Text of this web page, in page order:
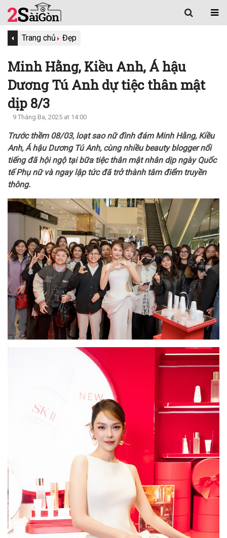
Trang chủ Đẹp
Minh Hằng, Kiều Anh, Á hậu
Dương Tú Anh dự tiệc thân mật
dịp 8/3
9 Tháng Ba, 2025 at 14:00
Trước thềm 08/03, loạt sao nữ đình đám Minh Hằng, Kiều
Anh, Á hậu Dương Tú Anh, cùng nhiều beauty blogger nổi
tiếng đã hội ngộ tại bữa tiệc thân mật nhân dịp ngày Quốc
tế Phụ nữ và ngay lập tức đã trở thành tâm điểm truyền
thông.